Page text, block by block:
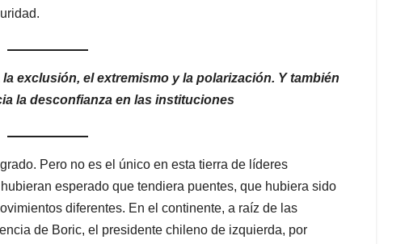
exclusión, el extremismo y la polarización. Y también
la desconfianza en las instituciones
Pero no es el único en esta tierra de líderes
esperado que tendiera puentes, que hubiera sido
diferentes. En el continente, a raíz de las
de Boric, el presidente chileno de izquierda, por